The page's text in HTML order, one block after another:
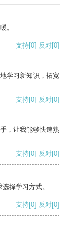
。
支持[0] 反对[0]
学习新知识，拓宽
支持[0] 反对[0]
，让我能够快速熟
支持[0] 反对[0]
择学习方式。
支持[0] 反对[0]